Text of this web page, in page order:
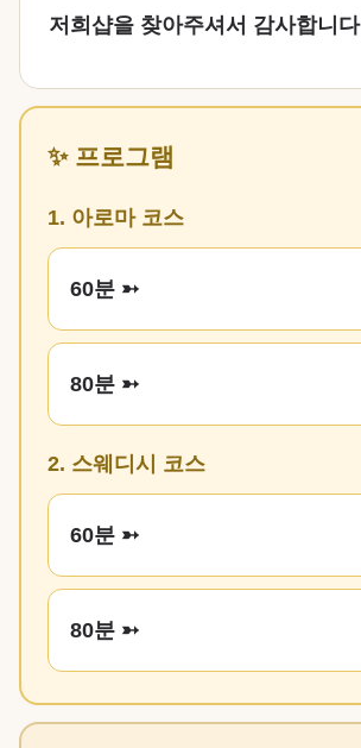
저희샵을 찾아주셔서 감사합니다
✨ 프로그램
1. 아로마 코스
60분 ➳
80분 ➳
2. 스웨디시 코스
60분 ➳
80분 ➳